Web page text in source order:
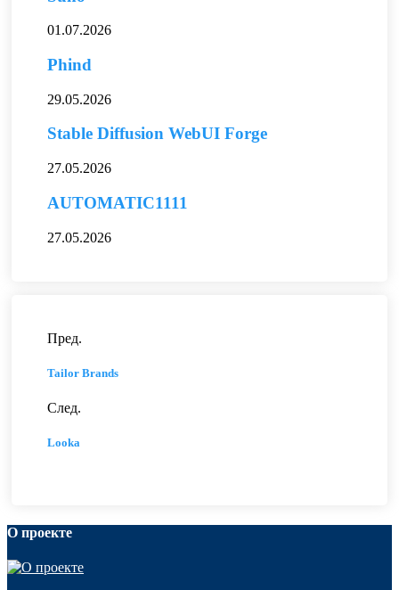
01.07.2026
Phind
29.05.2026
Stable Diffusion WebUI Forge
27.05.2026
AUTOMATIC1111
27.05.2026
Пред.
Tailor Brands
След.
Looka
О проекте